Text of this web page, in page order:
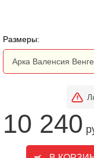
Размеры:
Арка Валенсия Венге
10 240